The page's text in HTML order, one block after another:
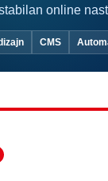
online
CMS